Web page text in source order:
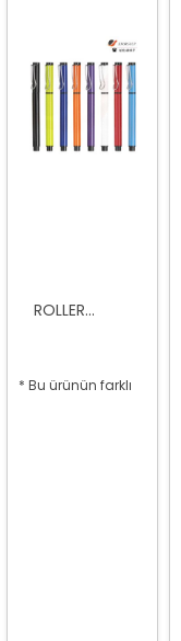
ROLLER...
* Bu ürünün farklı